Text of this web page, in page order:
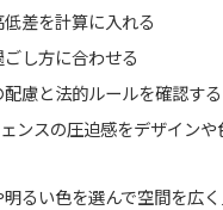
差を計算に入れる
し方に合わせる
慮と法的ルールを確認する
ンスの圧迫感をデザインや
るい色を選んで空間を広